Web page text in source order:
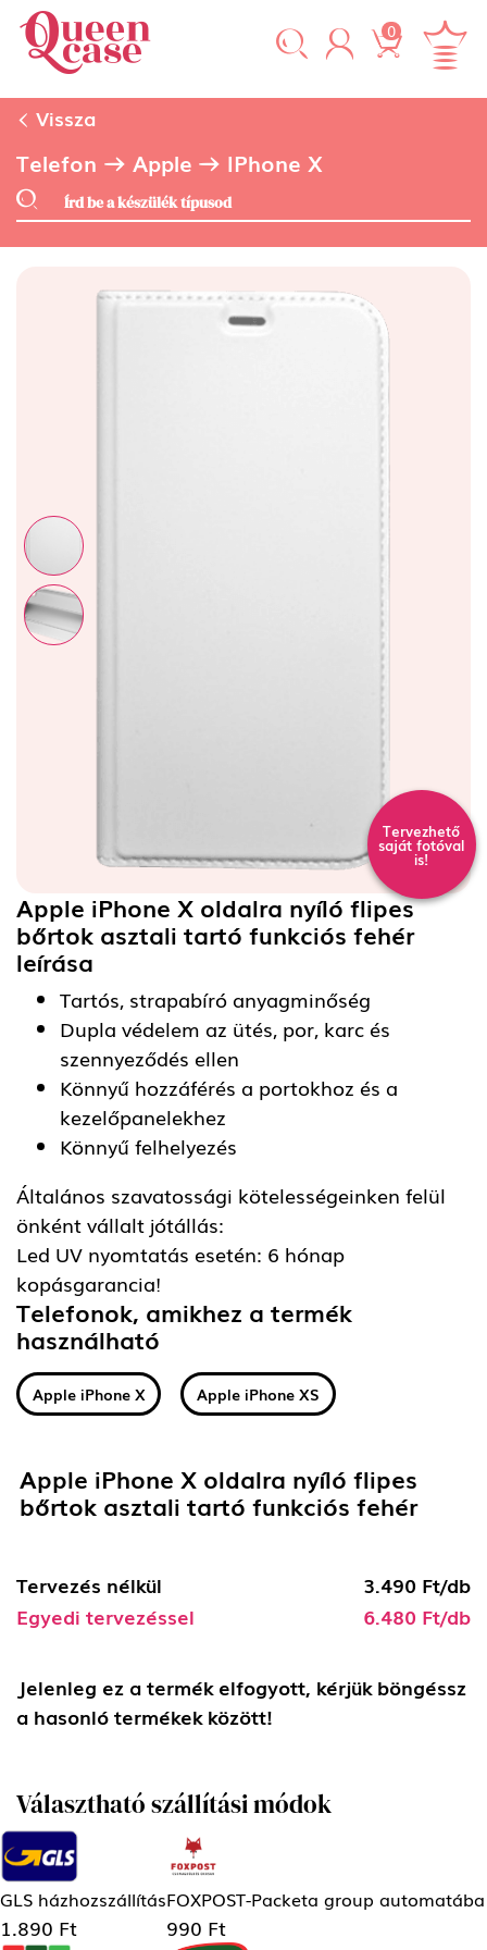
0
Vissza
Telefon Apple IPhone X
Tervezhető
saját fotóval
is!
Apple iPhone X oldalra nyíló flipes
bőrtok asztali tartó funkciós fehér
leírása
Tartós, strapabíró anyagminőség
Dupla védelem az ütés, por, karc és
szennyeződés ellen
Könnyű hozzáférés a portokhoz és a
kezelőpanelekhez
Könnyű felhelyezés
Általános szavatossági kötelességeinken felül
önként vállalt jótállás:
Led UV nyomtatás esetén: 6 hónap
kopásgarancia!
Telefonok, amikhez a termék
használható
Apple iPhone X Apple iPhone XS
Apple iPhone X oldalra nyíló flipes
bőrtok asztali tartó funkciós fehér
Tervezés nélkül
3.490 Ft/db
Egyedi tervezéssel
6.480 Ft/db
Jelenleg ez a termék elfogyott, kérjük böngéssz
a hasonló termékek között!
Választható szállítási módok
GLS házhozszállítás
1.890 Ft
FOXPOST-Packeta group automatába
990 Ft